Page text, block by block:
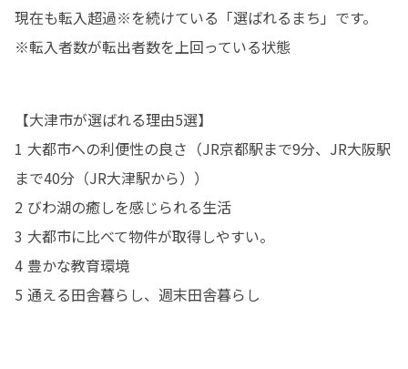
現在も転入超過※を続けている「選ばれるまち」です。
※転入者数が転出者数を上回っている状態
【大津市が選ばれる理由5選】
1 大都市への利便性の良さ（JR京都駅まで9分、JR大阪駅
まで40分（JR大津駅から））
2 びわ湖の癒しを感じられる生活
3 大都市に比べて物件が取得しやすい。
4 豊かな教育環境
5 通える田舎暮らし、週末田舎暮らし